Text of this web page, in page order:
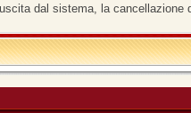
dal sistema, la cancellazione